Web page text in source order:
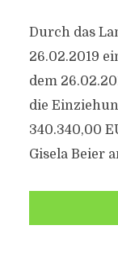
Durch das
26.02.2019
dem
die
340.340,00
Gisela Beier